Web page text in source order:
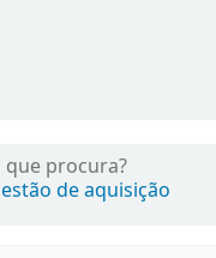
procura?
de aquisição